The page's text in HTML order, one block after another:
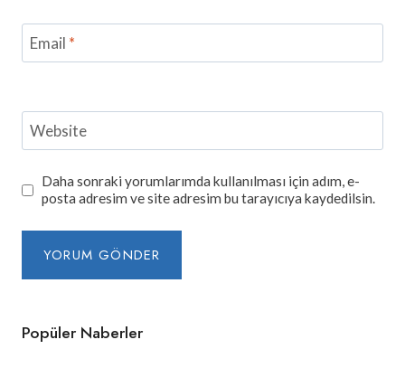
Email *
Website
Daha sonraki yorumlarımda kullanılması için adım, e-
posta adresim ve site adresim bu tarayıcıya kaydedilsin.
Popüler Naberler